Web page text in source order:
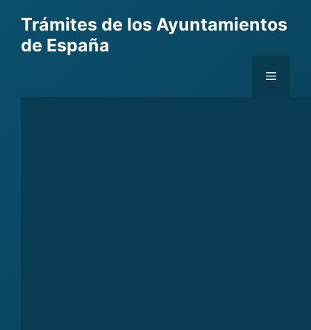
content
Trámites de los Ayuntamientos
de España
Menu